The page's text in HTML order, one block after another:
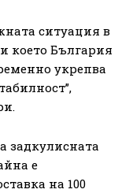
ситуация в
което България
укрепва
задкулисната
е
на 100